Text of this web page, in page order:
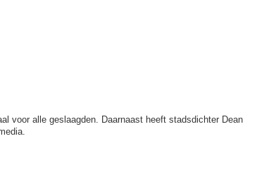
voor alle geslaagden. Daarnaast heeft stadsdichter Dean